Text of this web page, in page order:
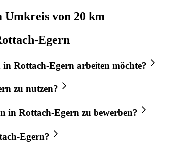
Umkreis von 20 km
Egern
in Rottach-Egern arbeiten möchte?
zu nutzen?
in Rottach-Egern zu bewerben?
Egern?